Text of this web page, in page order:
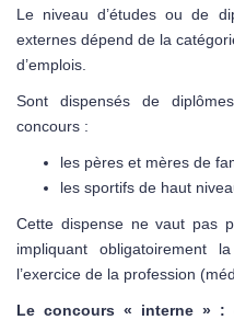
Le niveau d’études ou de
externes dépend de la
d’emplois.
Sont dispensés de
concours :
les pères et mères de
les sportifs de haut
Cette dispense ne vaut pas
impliquant obligatoirement
l’exercice de la profession
Le concours « interne » :